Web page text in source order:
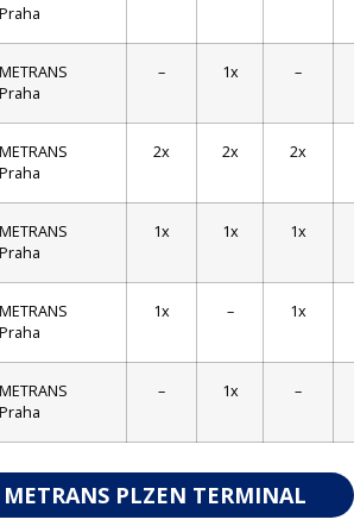
Praha
METRANS
Praha
– 1x –
METRANS
Praha
2x 2x 2x
METRANS
Praha
1x 1x 1x
METRANS
Praha
1x – 1x
METRANS
Praha
– 1x –
PLZEN TERMINAL